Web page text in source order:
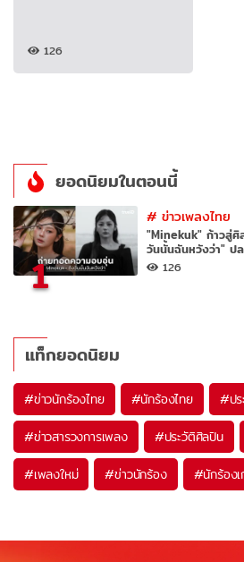
126
ยอดนิยมในตอนนี้
1
#ข่าวเพลงไทย
"Minekuk" ก้าวสู่ศิ
วันนั้นฉันหวังว่า" ป
126
แท็กยอดนิยม
#ข่าวนักร้องไทย #นักร้องไทย #ป
#ข่าวสารวงการเพลง #ประวัติศิลปิน
#เพลงใหม่ #ข่าวนักร้อง #นักร้อง